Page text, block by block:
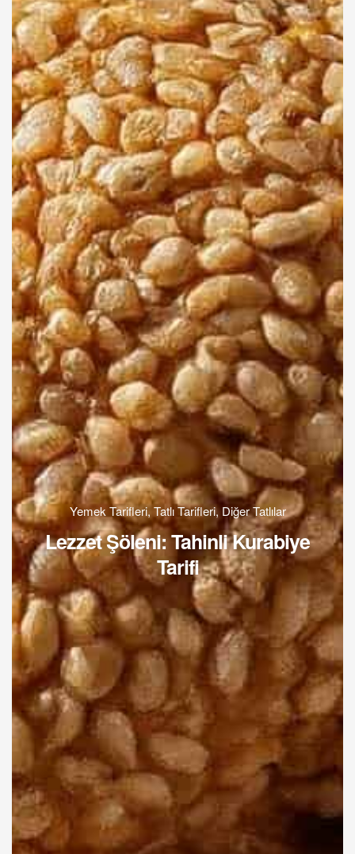
Yemek Tarifleri,Tatlı Tarifleri,Diğer Tatlılar
Lezzet Şöleni: Tahinli Kurabiye
Tarifi